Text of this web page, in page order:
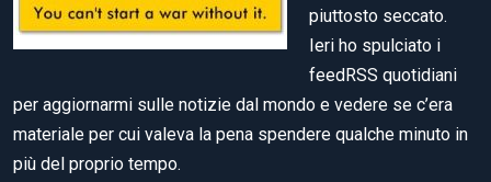
piuttosto seccato.
Ieri ho spulciato i
feedRSS quotidiani
per aggiornarmi sulle notizie dal mondo e vedere se c’era
materiale per cui valeva la pena spendere qualche minuto in
più del proprio tempo.